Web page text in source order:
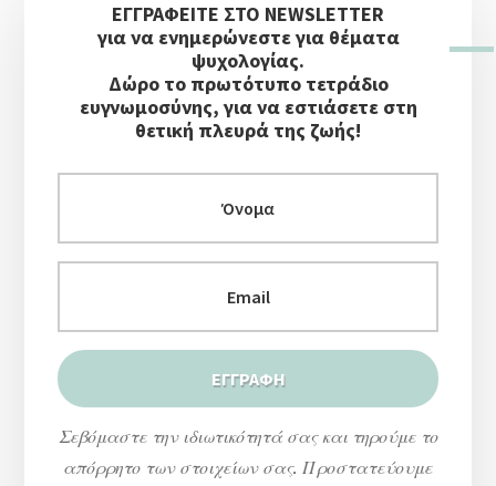
ΠλευρικήΕΓΓΡΑΦΕΙΤΕ ΣΤΟ NEWSLETTER
για να ενημερώνεστε για θέματα
ψυχολογίας.
Δώρο το πρωτότυπο τετράδιο
ευγνωμοσύνης, για να εστιάσετε στη
θετική πλευρά της ζωής!
Σεβόμαστε την ιδιωτικότητά σας και τηρούμε το
απόρρητο των στοιχείων σας. Προστατεύουμε